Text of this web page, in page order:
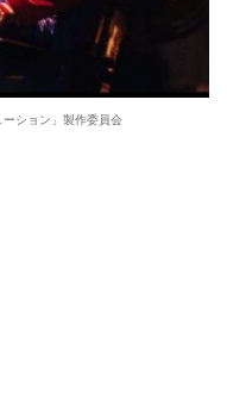
ーション」製作委員会